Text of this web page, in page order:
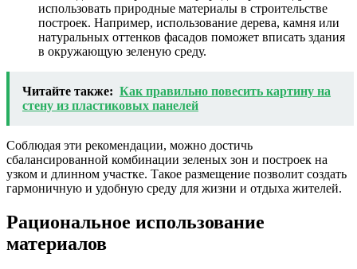
использовать природные материалы в строительстве
построек. Например, использование дерева, камня или
натуральных оттенков фасадов поможет вписать здания
в окружающую зеленую среду.
Читайте также: Как правильно повесить картину на
стену из пластиковых панелей
Соблюдая эти рекомендации, можно достичь
сбалансированной комбинации зеленых зон и построек на
узком и длинном участке. Такое размещение позволит создать
гармоничную и удобную среду для жизни и отдыха жителей.
Рациональное использование
материалов